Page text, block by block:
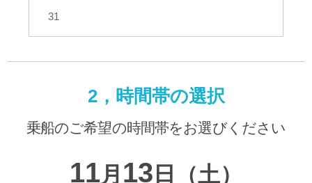
31
2，時間帯の選択
乗船のご希望の時間帯をお選びください
11月 13 日（土）